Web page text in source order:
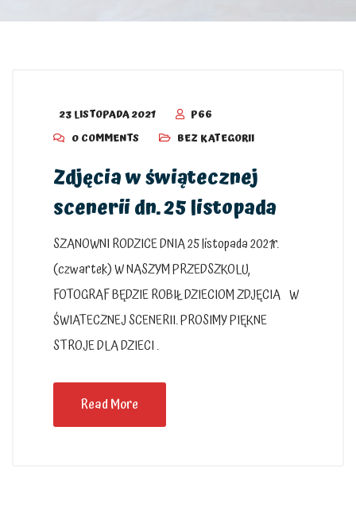
23 LISTOPADA 2021
P66
0 COMMENTS
BEZ KATEGORII
Zdjęcia w świątecznej
scenerii dn. 25 listopada
SZANOWNI RODZICE DNIA 25 listopada 2021r.
(czwartek) W NASZYM PRZEDSZKOLU,
FOTOGRAF BĘDZIE ROBIŁ DZIECIOM ZDJĘCIA W
ŚWIATECZNEJ SCENERII. PROSIMY PIĘKNE
STROJE DLA DZIECI .
Read More